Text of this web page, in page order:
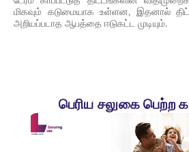
மிகவும் கடுமையாக உள்ளன, இதனால்
அறியப்படாத ஆபத்தை ஈடுகட்ட முடியும்.
பெரிய சலுகை பெற்ற